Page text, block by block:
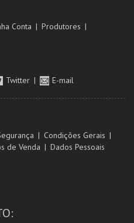
Conta
Produtores
Twitter E-mail
Condições Gerais
de Venda Dados Pessoais